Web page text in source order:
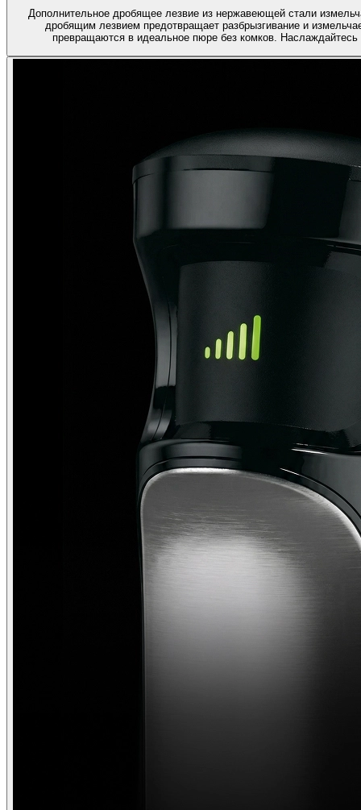
Дополнительное дробящее лезвие из нержавеющей стали
дробящим лезвием предотвращает разбрызгивание и
превращаются в идеальное пюре без комков. Наслаждайтесь